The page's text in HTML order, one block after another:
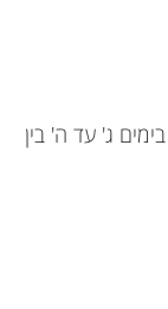
ג' עד ה' בין